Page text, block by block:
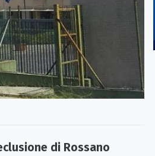
di Rossano